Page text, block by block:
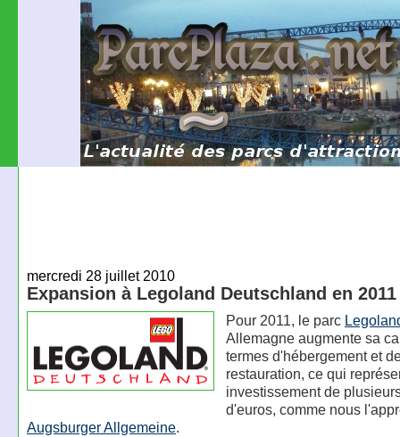
mercredi 28 juillet 2010
Expansion à Legoland Deutschland en 2011
Pour 2011, le parc
Allemagne augmente sa
termes d'hébergement et
restauration, ce qui
investissement de
d'euros, comme nous
Augsburger Allgemeine.